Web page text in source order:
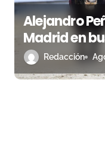
Alejandro
Madrid en
le escapó en
Redacción